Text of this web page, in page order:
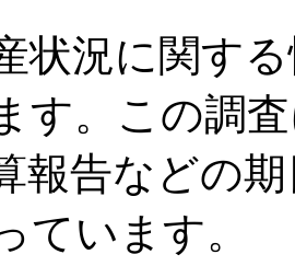
状況に関す
す。この調
報告などの
ています。